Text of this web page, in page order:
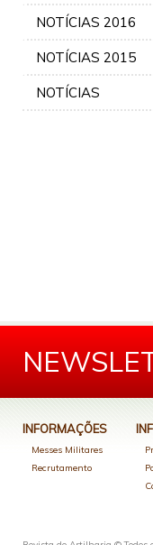
NOTÍCIAS 2016
NOTÍCIAS 2015
NOTÍCIAS
INFORMAÇÕES
Messes Militares
Recrutamento